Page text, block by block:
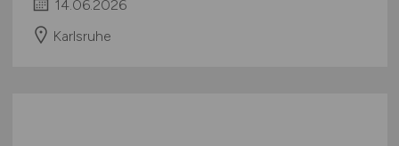
14.06.2026
Karlsruhe